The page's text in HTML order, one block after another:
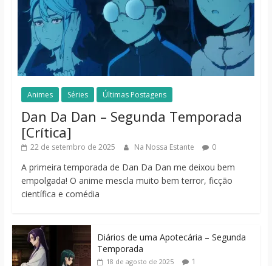
Animes Séries Últimas Postagens
Dan Da Dan – Segunda Temporada
[Crítica]
22 de setembro de 2025 Na Nossa Estante 0
A primeira temporada de Dan Da Dan me deixou bem
empolgada! O anime mescla muito bem terror, ficção
científica e comédia
Diários de uma Apotecária – Segunda
Temporada
18 de agosto de 2025 1